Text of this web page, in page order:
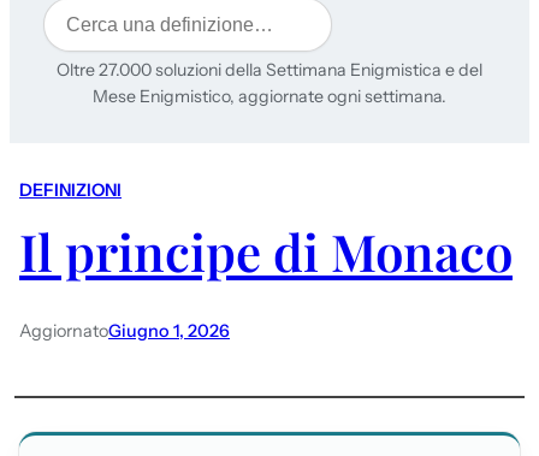
Cerca
Oltre 27.000 soluzioni della Settimana Enigmistica e del
Mese Enigmistico, aggiornate ogni settimana.
DEFINIZIONI
Il principe di Monaco
AggiornatoGiugno 1, 2026